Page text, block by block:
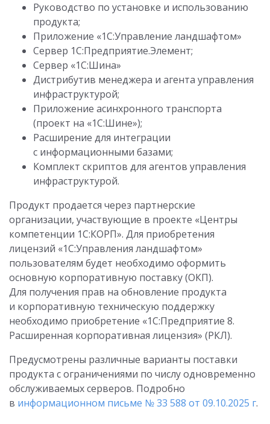
Руководство по установке и использованию
продукта;
Приложение «1С:Управление ландшафтом»
Сервер 1С:Предприятие.Элемент;
Сервер «1С:Шина»
Дистрибутив менеджера и агента управления
инфраструктурой;
Приложение асинхронного транспорта
(проект на «1С:Шине»);
Расширение для интеграции
с информационными базами;
Комплект скриптов для агентов управления
инфраструктурой.
Продукт продается через партнерские
организации, участвующие в проекте «Центры
компетенции 1С:КОРП». Для приобретения
лицензий «1С:Управления ландшафтом»
пользователям будет необходимо оформить
основную корпоративную поставку (ОКП).
Для получения прав на обновление продукта
и корпоративную техническую поддержку
необходимо приобретение «1С:Предприятие 8.
Расширенная корпоративная лицензия» (РКЛ).
Предусмотрены различные варианты поставки
продукта с ограничениями по числу одновременно
обслуживаемых серверов. Подробно
в информационном письме № 33 588 от 09.10.2025 г.